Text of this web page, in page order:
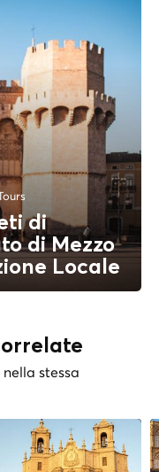
di
di Mezzo
Locale
stessa